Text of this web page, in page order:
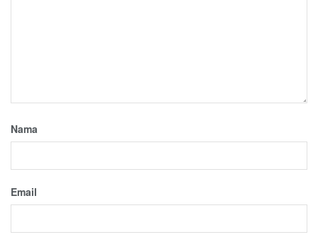
Nama
Email